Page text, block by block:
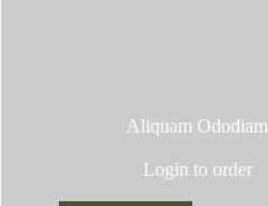
Aliquam Ododiam
Login to order